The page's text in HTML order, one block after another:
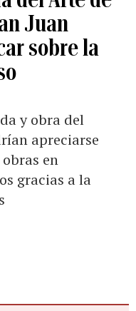
Juan
sobre la
y obra del
apreciarse
en
gracias a la